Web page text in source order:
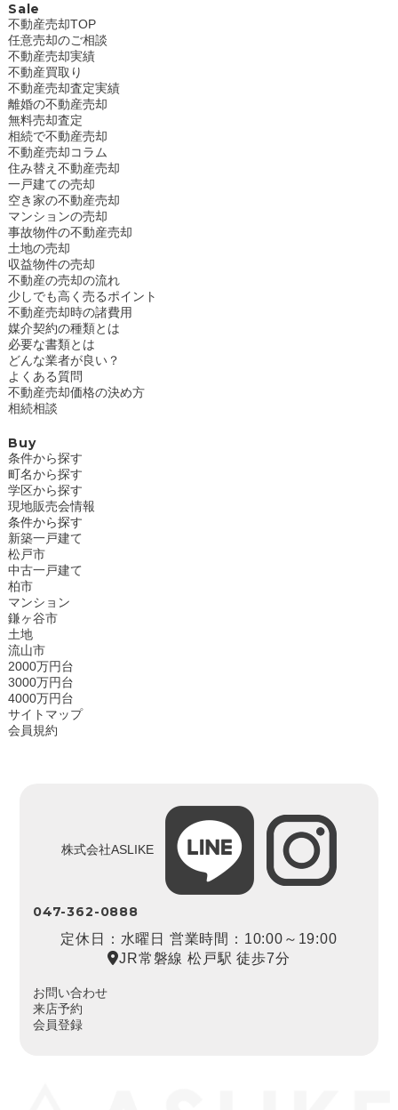
Sale
不動産売却TOP
任意売却のご相談
不動産売却実績
不動産買取り
不動産売却査定実績
離婚の不動産売却
無料売却査定
相続で不動産売却
不動産売却コラム
住み替え不動産売却
一戸建ての売却
空き家の不動産売却
マンションの売却
事故物件の不動産売却
土地の売却
収益物件の売却
不動産の売却の流れ
少しでも高く売るポイント
不動産売却時の諸費用
媒介契約の種類とは
必要な書類とは
どんな業者が良い？
よくある質問
不動産売却価格の決め方
相続相談
Buy
条件から探す
町名から探す
学区から探す
現地販売会情報
条件から探す
新築一戸建て
松戸市
中古一戸建て
柏市
マンション
鎌ヶ谷市
土地
流山市
2000万円台
3000万円台
4000万円台
サイトマップ
会員規約
株式会社ASLIKE
047-362-0888
定休日：水曜日 営業時間：10:00～19:00
JR常磐線 松戸駅 徒歩7分
お問い合わせ
来店予約
会員登録